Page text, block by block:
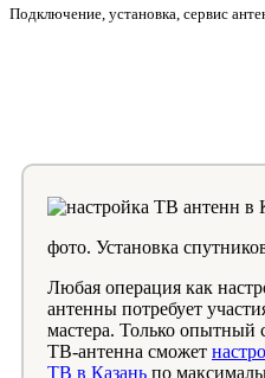
Подключение, установка, сервис
фото. Установка
Любая операция как
антенны потребует
мастера. Только опытный
ТВ-антенна сможет
ТВ в Казань по